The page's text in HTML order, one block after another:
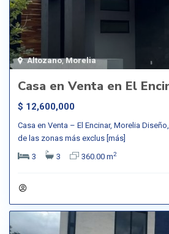
Altozano,Morelia
Casa en Venta en El
$ 12,600,000
Casa en Venta – El Encinar, Morelia
de las zonas más exclus [más]
3
3 360.00 m2